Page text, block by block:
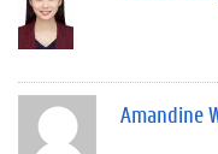
Amandine